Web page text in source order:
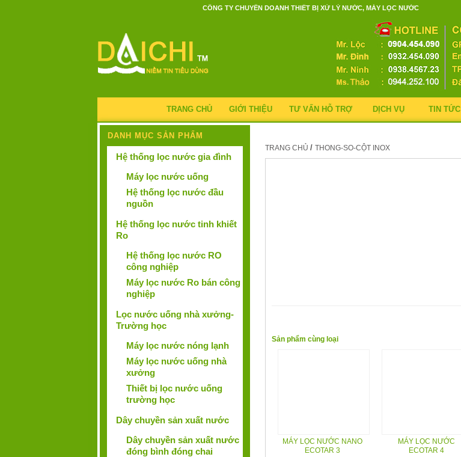
CÔNG TY CHUYÊN DOANH THIẾT BỊ XỬ LÝ NƯỚC, MÁY LỌC NƯỚC
TRANG CHỦ GIỚI THIỆU TƯ VẤN HỖ TRỢ DỊCH VỤ TIN TỨC
DANH MỤC SẢN PHẨM
Hệ thống lọc nước gia đình
Máy lọc nước uống
Hệ thống lọc nước đầu
nguồn
Hệ thống lọc nước tinh khiết
Ro
Hệ thống lọc nước RO
công nghiệp
Máy lọc nước Ro bán công
nghiệp
Lọc nước uống nhà xưởng-
Trường học
Máy lọc nước nóng lạnh
Máy lọc nước uống nhà
xưởng
Thiết bị lọc nước uống
trường học
Dây chuyền sản xuất nước
Dây chuyền sản xuất nước
đóng bình đóng chai
TRANG CHỦ / THONG-SO-CỘT INOX
Sản phẩm cùng loại
MÁY LỌC NƯỚC NANO
ECOTAR 3
MÁY LỌC NƯỚC
ECOTAR 4